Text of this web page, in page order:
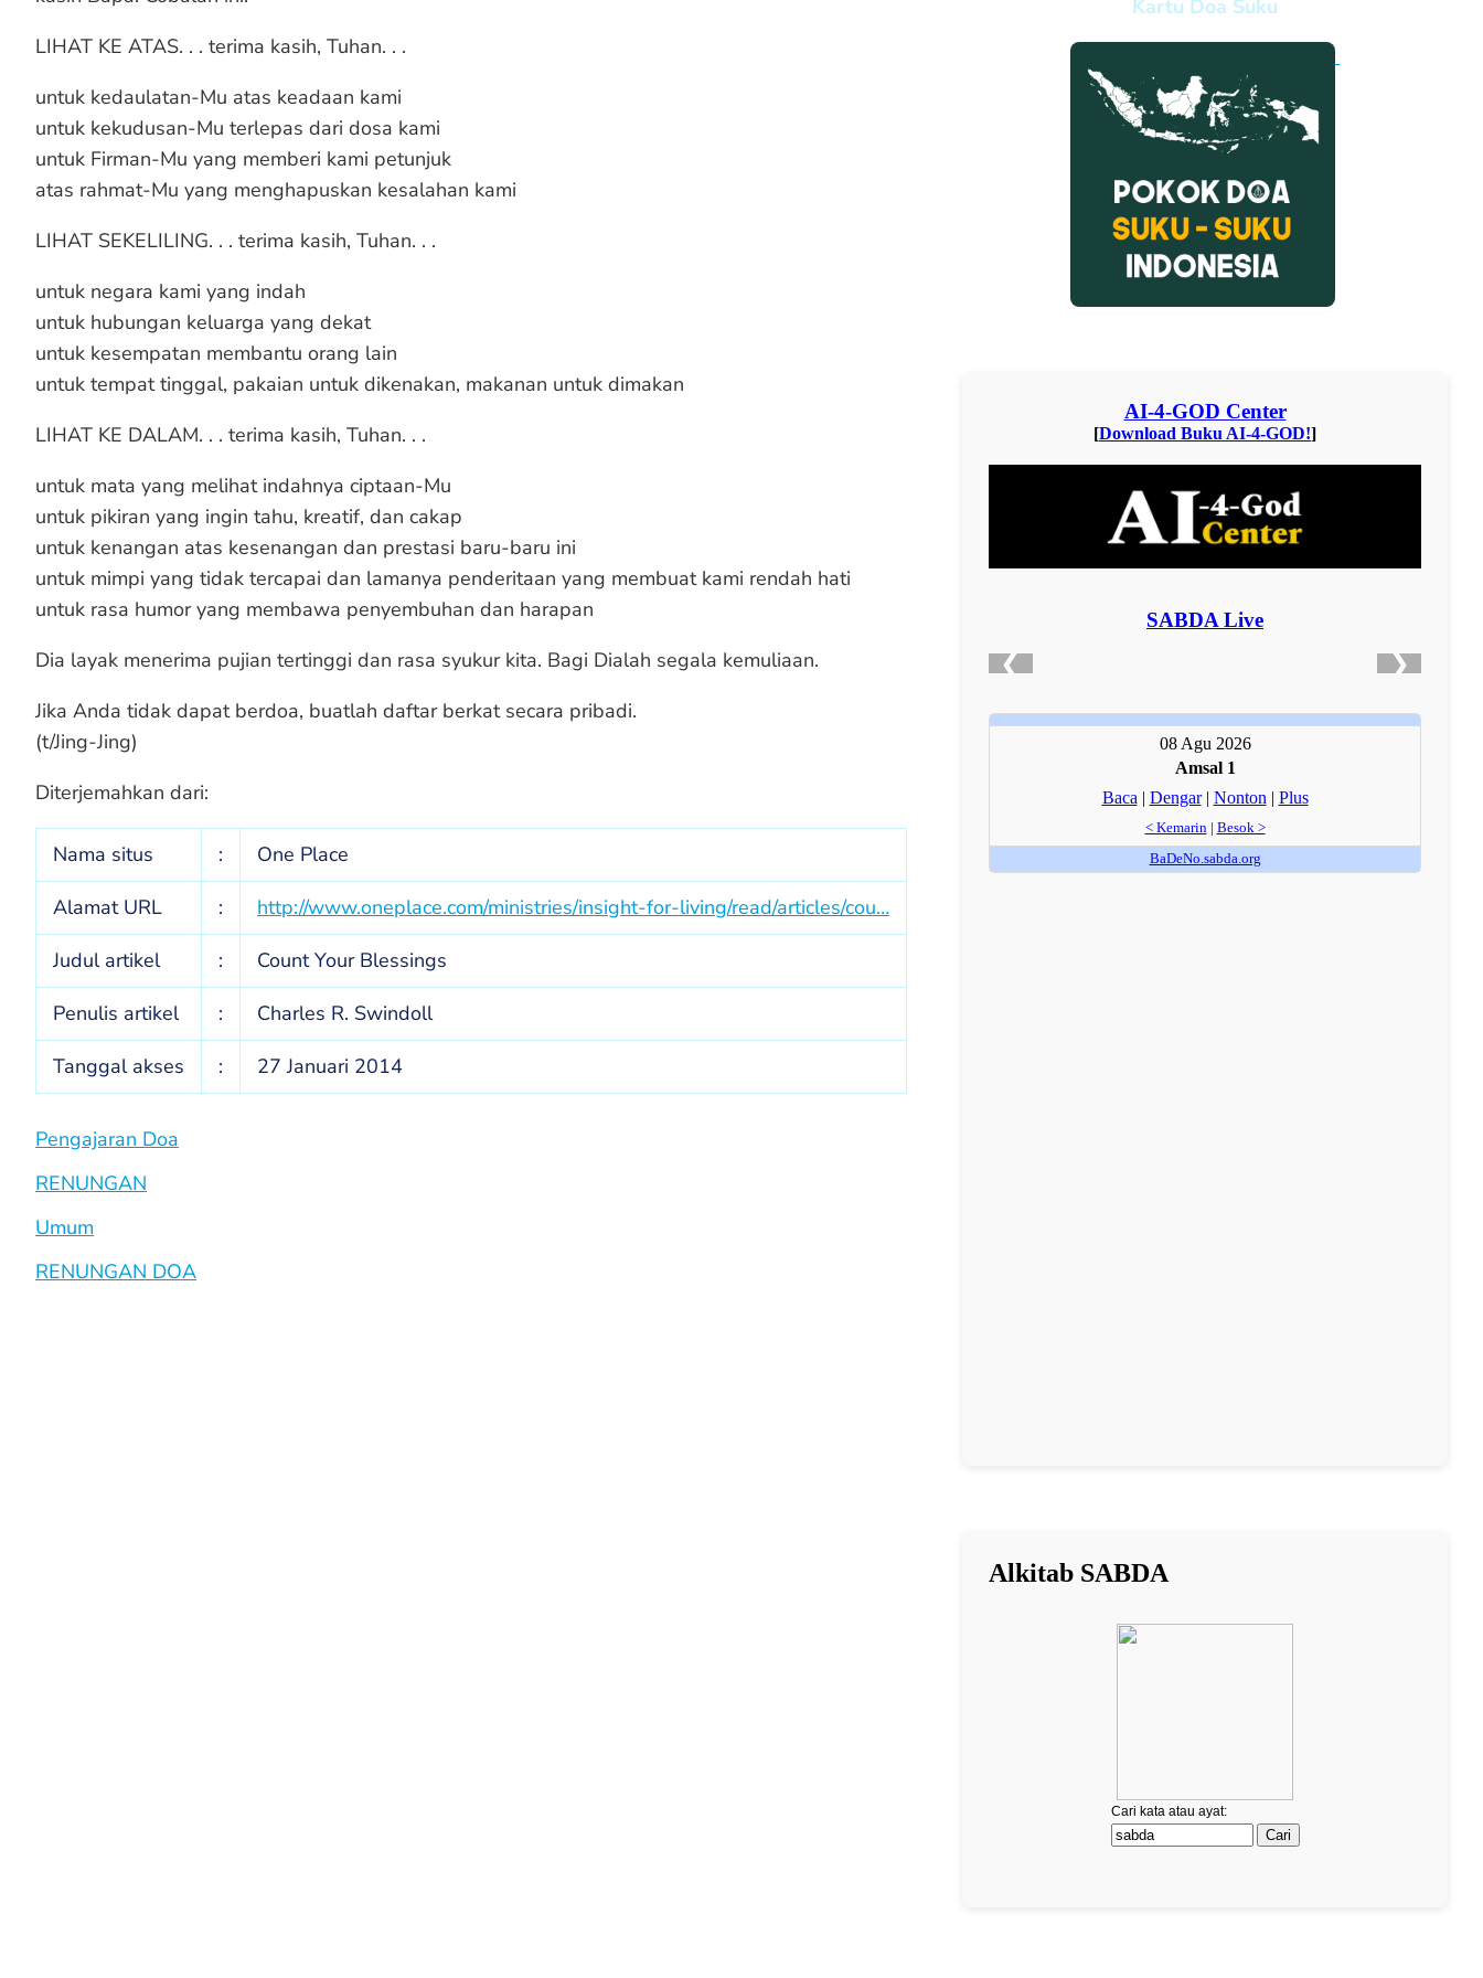
LIHAT KE ATAS. . . terima kasih, Tuhan. . .
untuk kedaulatan-Mu atas keadaan kami
untuk kekudusan-Mu terlepas dari dosa kami
untuk Firman-Mu yang memberi kami petunjuk
atas rahmat-Mu yang menghapuskan kesalahan kami
LIHAT SEKELILING. . . terima kasih, Tuhan. . .
untuk negara kami yang indah
untuk hubungan keluarga yang dekat
untuk kesempatan membantu orang lain
untuk tempat tinggal, pakaian untuk dikenakan, makanan untuk dimakan
LIHAT KE DALAM. . . terima kasih, Tuhan. . .
untuk mata yang melihat indahnya ciptaan-Mu
untuk pikiran yang ingin tahu, kreatif, dan cakap
untuk kenangan atas kesenangan dan prestasi baru-baru ini
untuk mimpi yang tidak tercapai dan lamanya penderitaan yang membuat kami rendah hati
untuk rasa humor yang membawa penyembuhan dan harapan
Dia layak menerima pujian tertinggi dan rasa syukur kita. Bagi Dialah segala kemuliaan.
Jika Anda tidak dapat berdoa, buatlah daftar berkat secara pribadi.
(t/Jing-Jing)
Diterjemahkan dari:
Nama situs :
One Place
Alamat URL
:
http://www.oneplace.com/ministries/insight-for-living/read/articles/cou…
Judul artikel
:
Count Your Blessings
Penulis artikel
:
Charles R. Swindoll
Tanggal akses
: 27 Januari 2014
Pengajaran Doa
RENUNGAN
Umum
RENUNGAN DOA
Kartu Doa Suku